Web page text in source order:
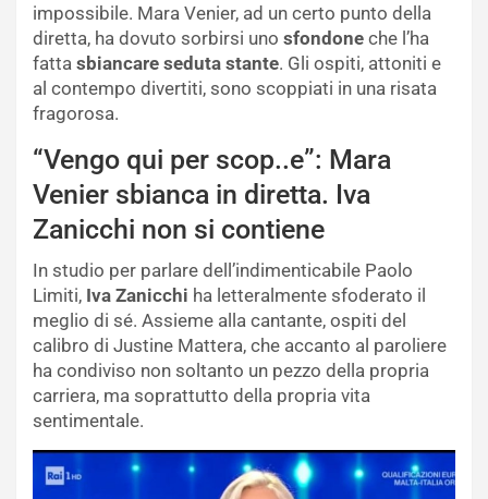
impossibile. Mara Venier, ad un certo punto della
diretta, ha dovuto sorbirsi uno sfondone che l’ha
fatta sbiancare seduta stante. Gli ospiti, attoniti e
al contempo divertiti, sono scoppiati in una risata
fragorosa.
“Vengo qui per scop..e”: Mara
Venier sbianca in diretta. Iva
Zanicchi non si contiene
In studio per parlare dell’indimenticabile Paolo
Limiti, Iva Zanicchi ha letteralmente sfoderato il
meglio di sé. Assieme alla cantante, ospiti del
calibro di Justine Mattera, che accanto al paroliere
ha condiviso non soltanto un pezzo della propria
carriera, ma soprattutto della propria vita
sentimentale.